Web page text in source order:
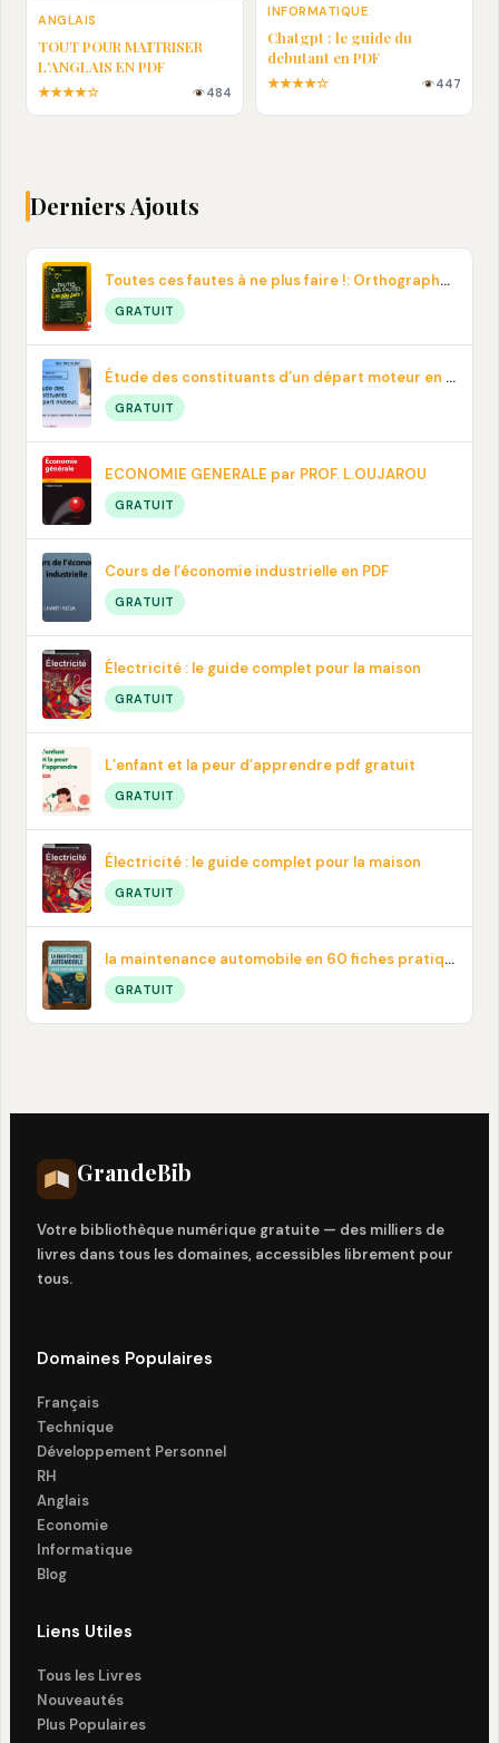
ANGLAIS
TOUT POUR MAȊTRISER
L'ANGLAIS EN PDF
★★★★☆ 484
INFORMATIQUE
Chatgpt : le guide du
debutant en PDF
★★★★☆ 447
Derniers Ajouts
Toutes ces fautes à ne plus faire !: Orthographe, contresens, prononciation… En pdf
GRATUIT
Étude des constituants d’un départ moteur en PDF
GRATUIT
ECONOMIE GENERALE par PROF. L.OUJAROU
GRATUIT
Cours de l’économie industrielle en PDF
GRATUIT
Électricité : le guide complet pour la maison
GRATUIT
L’enfant et la peur d’apprendre pdf gratuit
GRATUIT
Électricité : le guide complet pour la maison
GRATUIT
la maintenance automobile en 60 fiches pratiques en PDF
GRATUIT
GrandeBib
Votre bibliothèque numérique gratuite — des milliers de
livres dans tous les domaines, accessibles librement pour
tous.
Domaines Populaires
Français
Technique
Développement Personnel
RH
Anglais
Economie
Informatique
Blog
Liens Utiles
Tous les Livres
Nouveautés
Plus Populaires